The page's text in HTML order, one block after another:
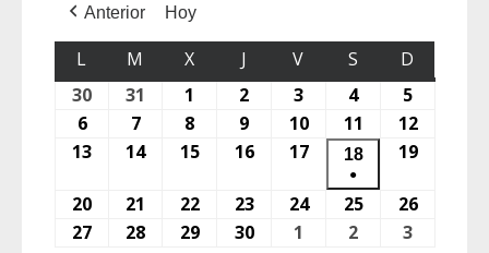
Anterior Hoy
L M X J V S
D
30
31 1 2 3 4
5
6
7 8 9 10 11
12
13
14 15 16 17 18
●
19
20 21 22 23 24 25
26
27
28 29 30 1 2 3